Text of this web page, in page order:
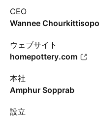
CEO
Wannee
ウェブサイト
homepottery.com
本社
Amphur Sopprab
設立